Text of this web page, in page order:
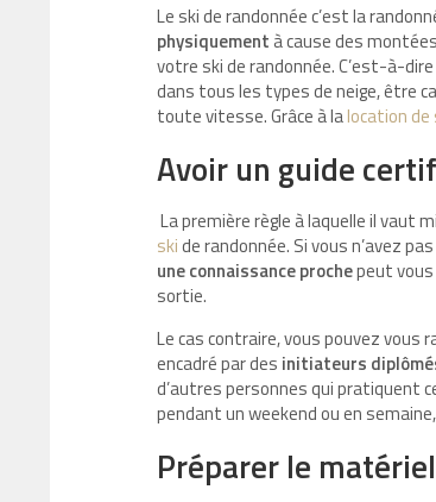
Le ski de randonnée c’est la
physiquement à cause des
votre ski de randonnée. C’est-à-
dans tous les types de neige, être
toute vitesse. Grâce à lalocation de
Avoir un guide
La première règle à laquelle il vaut
skide randonnée. Si vous n’avez
une connaissance prochepeut vous
sortie.
Le cas contraire, vous pouvez vous
encadré par des initiateurs
d’autres personnes qui pratiquent
pendant un weekend ou en
Préparer le